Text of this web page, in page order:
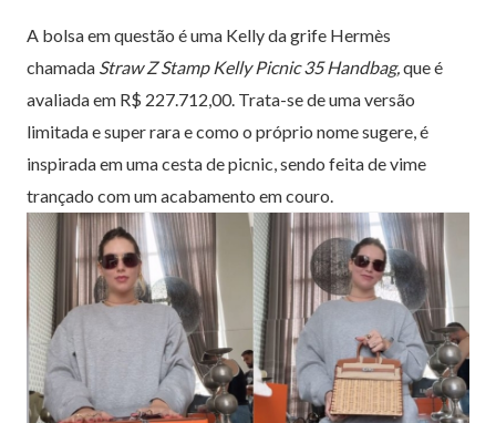
A bolsa em questão é uma Kelly da grife Hermès
chamada Straw Z Stamp Kelly Picnic 35 Handbag,que é
avaliada em R$ 227.712,00. Trata-se de uma versão
limitada e super rara e como o próprio nome sugere, é
inspirada em uma cesta de picnic, sendo feita de vime
trançado com um acabamento em couro.